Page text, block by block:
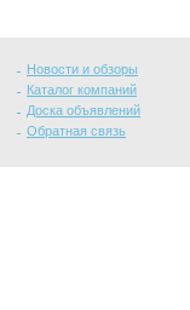
Новости и обзоры
Каталог компаний
Доска объявлений
Обратная связь